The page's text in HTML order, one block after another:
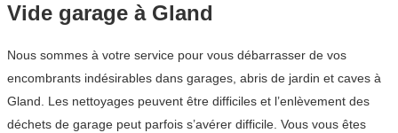
Vide garage à Gland
Nous sommes à votre service pour vous débarrasser de vos
encombrants indésirables dans garages, abris de jardin et caves à
Gland. Les nettoyages peuvent être difficiles et l’enlèvement des
déchets de garage peut parfois s’avérer difficile. Vous vous êtes